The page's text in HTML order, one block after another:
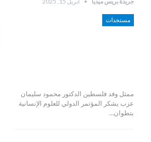
مستجدات
ممثل وفد فلسطين الدكتور محمود سليمان
عزب يشكر المؤتمر الدولي للعلوم الإنسانية
بتطوان…